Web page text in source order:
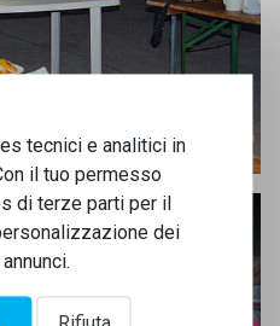
tecnici e analitici in
il tuo permesso
di terze parti per il
dei